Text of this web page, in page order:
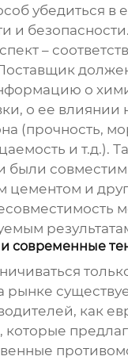
убедиться в
и безопасности.
–
о
о ее влиянии
(прочность,
и т.д.).
были
цементом и
современные
рынке
как
которые